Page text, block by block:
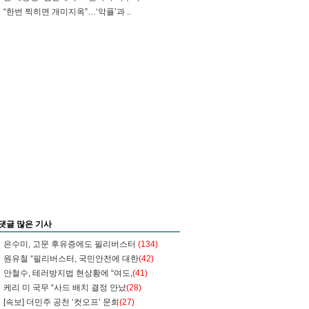
“한번 찍히면 개미지옥”…‘악플’과 ..
글 많은 기사
은수미, 고문 후유증에도 필리버스터 (134)
원유철 “필리버스터, 국민안전에 대한(42)
안철수, 테러방지법 현상황에 “여도,(41)
케리 미 국무 “사드 배치 결정 안났(28)
[속보] 더민주 공천 ‘컷오프’ 문희 (27)